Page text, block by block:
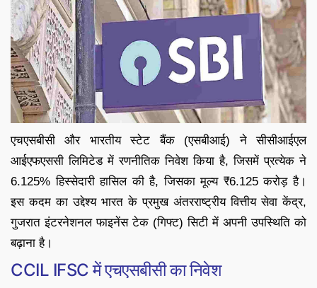
एचएसबीसी और भारतीय स्टेट बैंक (एसबीआई) ने सीसीआईएल
आईएफएससी लिमिटेड में रणनीतिक निवेश किया है, जिसमें प्रत्येक ने
6.125% हिस्सेदारी हासिल की है, जिसका मूल्य ₹6.125 करोड़ है।
इस कदम का उद्देश्य भारत के प्रमुख अंतरराष्ट्रीय वित्तीय सेवा केंद्र,
गुजरात इंटरनेशनल फाइनेंस टेक (गिफ्ट) सिटी में अपनी उपस्थिति को
बढ़ाना है।
CCIL IFSC में एचएसबीसी का निवेश